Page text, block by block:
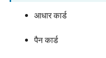
आधार कार्ड
पैन कार्ड